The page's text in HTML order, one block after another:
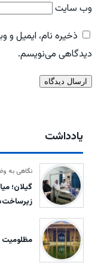
وب‌ سایت
ذخیره نام، ایمیل و
دیدگاهی می‌نویسم.
یادداشت
نگاهی به
گیلان؛